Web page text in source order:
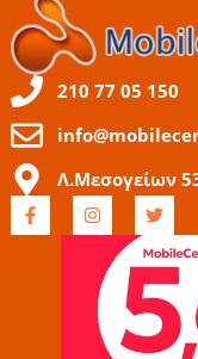
210 77 05 150
Λ.Μεσογείων
F
a
c
I
n
s
g
r
a
m
T
w
t
t
e
r